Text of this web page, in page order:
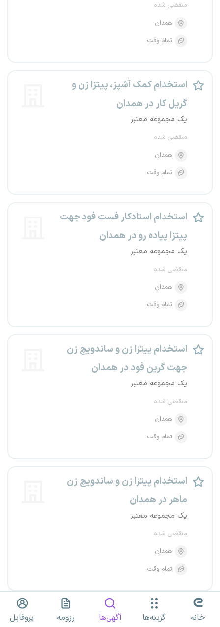
منقضی شده
همدان
تمام وقت
استخدام کمک آشپز، پیتزا زن و
گریل کار در همدان
یک مجموعه معتبر
منقضی شده
همدان
تمام وقت
استخدام استادکار فست فود جهت
پیتزا پیاده رو در همدان
یک مجموعه معتبر
منقضی شده
همدان
تمام وقت
استخدام پیتزا زن و ساندویچ زن
جهت گرین فود در همدان
یک مجموعه معتبر
منقضی شده
همدان
تمام وقت
استخدام پیتزا زن و ساندویچ زن
ماهر در همدان
یک مجموعه معتبر
منقضی شده
همدان
تمام وقت
استخدام پیتزا زن با سابقه کاری
خانه گزینه‌ها آگهی‌ها رزومه پروفایل